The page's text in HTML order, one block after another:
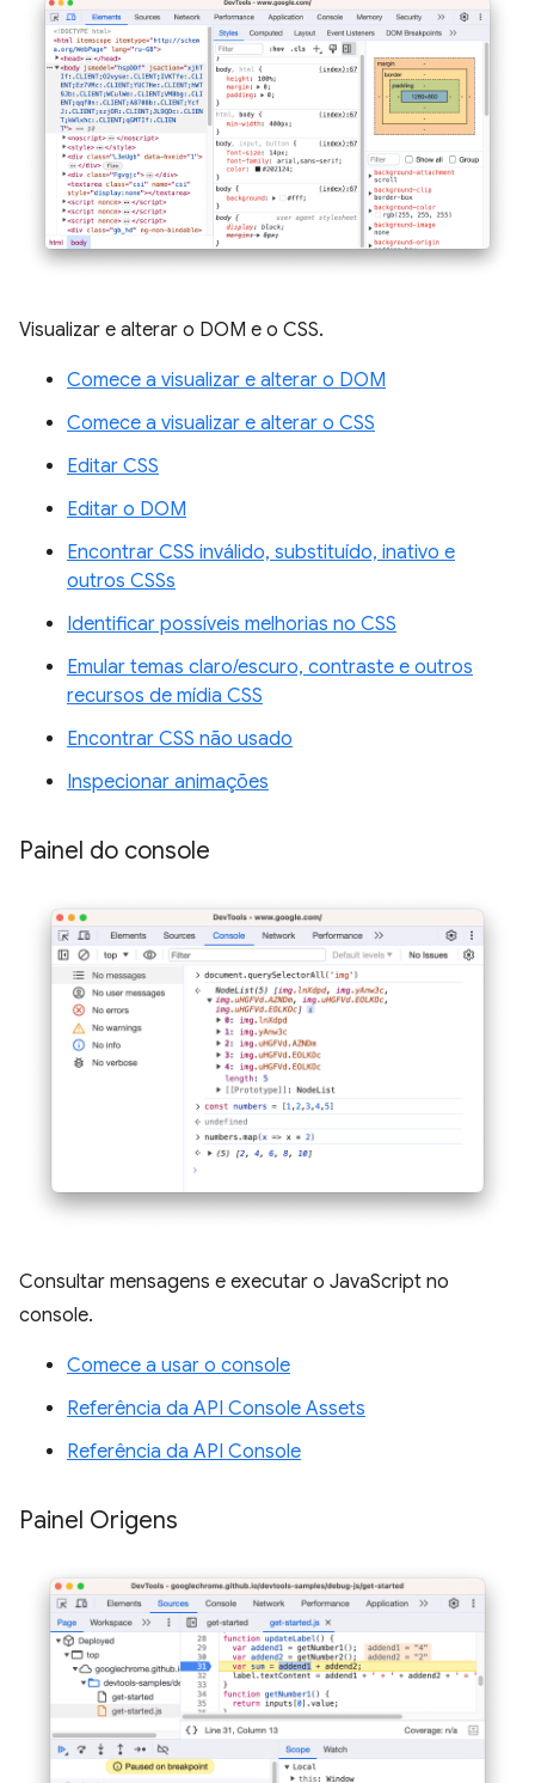
Visualizar e alterar o DOM e o CSS.
Comece a visualizar e alterar o DOM
Comece a visualizar e alterar o CSS
Editar CSS
Editar o DOM
Encontrar CSS inválido, substituído, inativo e
outros CSSs
Identificar possíveis melhorias no CSS
Emular temas claro/escuro, contraste e outros
recursos de mídia CSS
Encontrar CSS não usado
Inspecionar animações
Painel do console
Consultar mensagens e executar o JavaScript no
console.
Comece a usar o console
Referência da API Console Assets
Referência da API Console
Painel Origens